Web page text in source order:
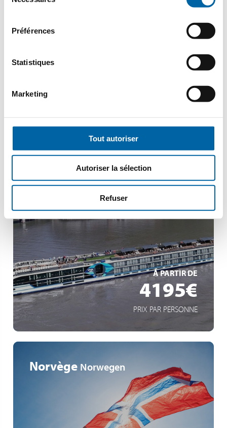
Préférences
Statistiques
Marketing
Tout autoriser
Autoriser la sélection
Refuser
À PARTIR DE
2995€
Autriche
À PARTIR DE
4195€
PRIX PAR PERSONNE
Viva All-Inclusive
Kaiserliches Wien
Budapest: Perle der Donau
EN SAVOIR +
Norvège Norwegen